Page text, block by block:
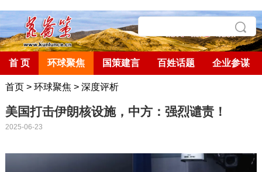
首 页 环球聚焦 国策建言 百姓话题 企业参谋
首页> 环球聚焦 > 深度评析
美国打击伊朗核设施，中方：强烈谴责！
2025-06-23